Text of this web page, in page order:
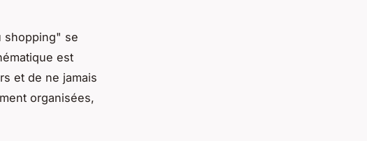
shopping" se
est
et de ne jamais
organisées,